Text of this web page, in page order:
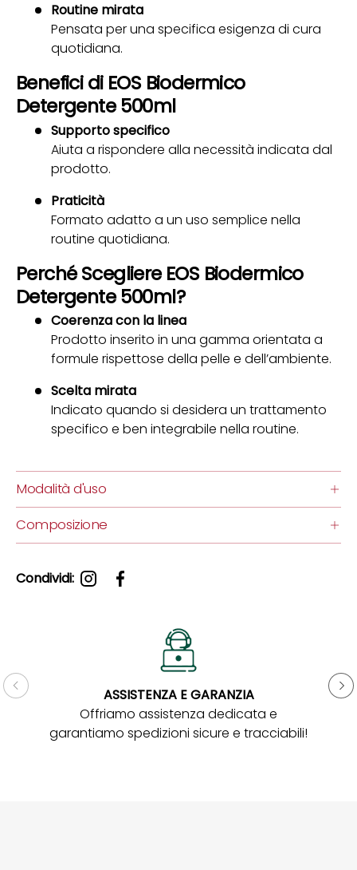
Routine mirata
Pensata per una specifica esigenza di cura
quotidiana.
Benefici di EOS Biodermico
Detergente 500ml
Supporto specifico
Aiuta a rispondere alla necessità indicata dal
prodotto.
Praticità
Formato adatto a un uso semplice nella
routine quotidiana.
Perché Scegliere EOS Biodermico
Detergente 500ml?
Coerenza con la linea
Prodotto inserito in una gamma orientata a
formule rispettose della pelle e dell’ambiente.
Scelta mirata
Indicato quando si desidera un trattamento
specifico e ben integrabile nella routine.
Modalità d'uso
Composizione
Condividi:
ASSISTENZA E GARANZIA
Offriamo assistenza dedicata e
garantiamo spedizioni sicure e tracciabili!